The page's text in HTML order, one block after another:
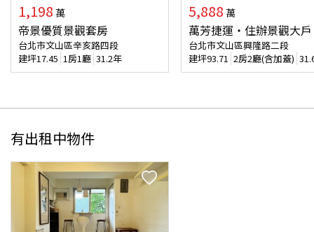
1,198 萬
帝景優質景觀套房
台北市文山區辛亥路四段
建坪17.45 1房1廳 31.2年
5,888 萬
萬芳捷運・住辦景觀大戶
台北市文山區興隆路二段
建坪93.71 2房2廳(含加蓋)
有出租中物件